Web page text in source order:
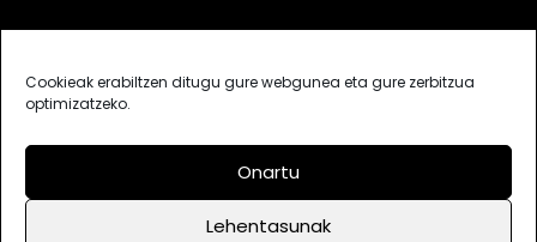
Cookieak erabiltzen ditugu gure webgunea eta gure zerbitzua
optimizatzeko.
Onartu
Lehentasunak